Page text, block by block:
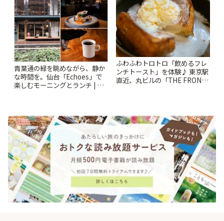
青葉通の緑を眺めながら、静か
な時間を。仙台「Echoes」で
楽しむモーニングとランチ | こ
ふわふわトロトロ「飲めるフレ
ンチトースト」を体験♪ 東京駅
直近、丸ビルの「THE FRONT